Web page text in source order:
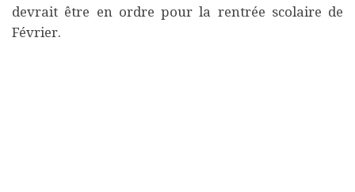
devrait être en ordre pour la rentrée scolaire de
Février.